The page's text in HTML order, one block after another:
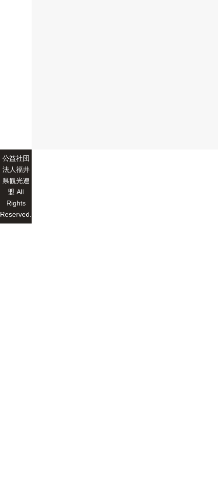
公益社団
法人福井
県観光連
盟 All
Rights
Reserved.